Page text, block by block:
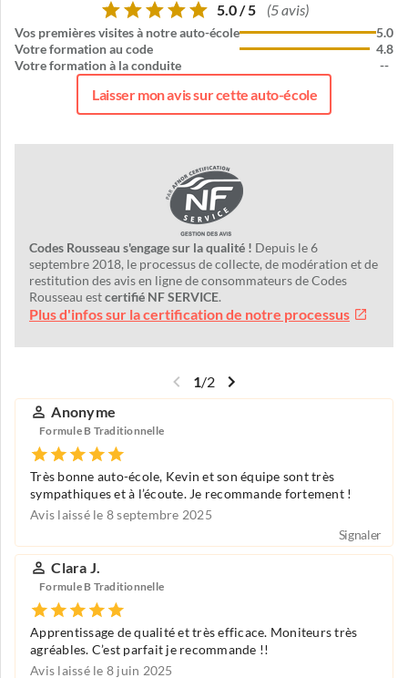
5.0 / 5 (5 avis)
Vos premières visites à notre auto-école
Votre formation au code
Votre formation à la conduite
5.0
4.8
--
Laisser mon avis sur cette auto-école
Codes Rousseau s'engage sur la qualité ! Depuis le 6
septembre 2018, le processus de collecte, de modération et de
restitution des avis en ligne de consommateurs de Codes
Rousseau estcertifié NF SERVICE.
Plus d'infos sur la certification de notre processus
1/2
Anonyme
Formule B Traditionnelle
Très bonne auto-école, Kevin et son équipe sont très
sympathiques et à l’écoute. Je recommande fortement !
Avis laissé le 8 septembre 2025
Signaler
Clara J.
Formule B Traditionnelle
Apprentissage de qualité et très efficace. Moniteurs très
agréables. C’est parfait je recommande !!
Avis laissé le 8 juin 2025